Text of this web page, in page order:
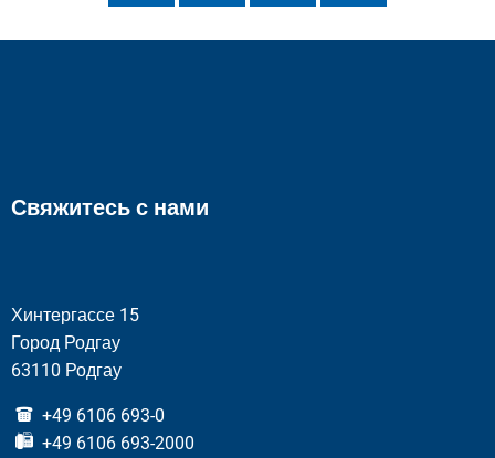
Свяжитесь с нами
Хинтергассе 15
Город Родгау
63110 Родгау
+49 6106 693-0
+49 6106 693-2000